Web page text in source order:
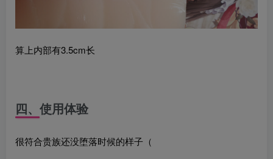
算上内部有3.5cm长
四、使用体验
很符合贵族还没堕落时候的样子（